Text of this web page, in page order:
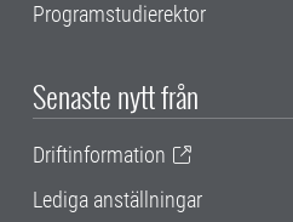
Programstudierektor
Senaste nytt från
Driftinformation
Lediga anställningar